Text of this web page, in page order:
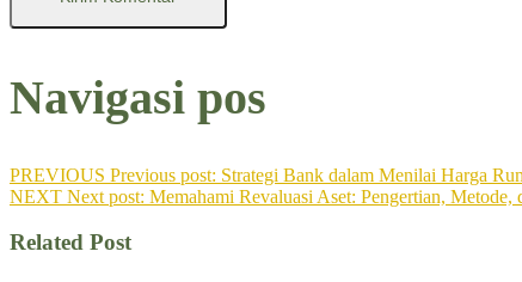
Navigasi pos
PREVIOUS Previous post: Strategi Bank dalam Menilai Harga
NEXT Next post: Memahami Revaluasi Aset: Pengertian, Metode,
Related Post